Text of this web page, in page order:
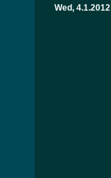
Wed, 4.1.2012